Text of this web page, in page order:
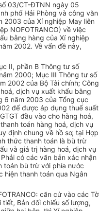
03/CT-ĐTNN ngày 05
phố Hải Phòng và công văn
2003 của Xí nghiệp May liên
NOFOTRANCO) về việc
bằng hàng của Xí nghiệp
2002. Về vấn đề này,
II, phần B Thông tư số
2000; Mục III Thông tư số
2002 của Bộ Tài chính; Công
dịch vụ xuất khẩu bằng
6 năm 2003 của Tổng cục
để được áp dụng thuế suất
đầu vào cho hàng hoá,
toán hàng hoá, dịch vụ
định chung về hồ sơ, tại Hợp
thức thanh toán là bù trừ
và giá trị hàng hoá, dịch vụ
có các văn bản xác nhận
toán bù trừ với phía nước
hiện thanh toán qua Ngân
căn cứ vào các Tờ
Bản đối chiếu số lượng,